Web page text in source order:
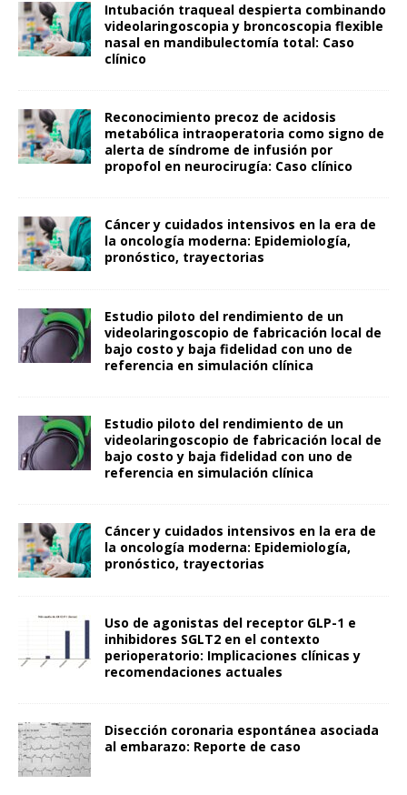
Intubación traqueal despierta combinando
videolaringoscopia y broncoscopia flexible
nasal en mandibulectomía total: Caso
clínico
Reconocimiento precoz de acidosis
metabólica intraoperatoria como signo de
alerta de síndrome de infusión por
propofol en neurocirugía: Caso clínico
Cáncer y cuidados intensivos en la era de
la oncología moderna: Epidemiología,
pronóstico, trayectorias
Estudio piloto del rendimiento de un
videolaringoscopio de fabricación local de
bajo costo y baja fidelidad con uno de
referencia en simulación clínica
Estudio piloto del rendimiento de un
videolaringoscopio de fabricación local de
bajo costo y baja fidelidad con uno de
referencia en simulación clínica
Cáncer y cuidados intensivos en la era de
la oncología moderna: Epidemiología,
pronóstico, trayectorias
Uso de agonistas del receptor GLP-1 e
inhibidores SGLT2 en el contexto
perioperatorio: Implicaciones clínicas y
recomendaciones actuales
Disección coronaria espontánea asociada
al embarazo: Reporte de caso